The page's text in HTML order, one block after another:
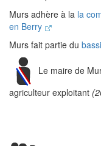
Murs adhère à la la
en Berry
Murs fait partie du
Le maire de
agriculteur exploitant